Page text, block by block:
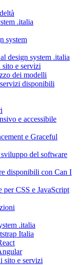
.italia
system
design system .italia
e servizi
dei modelli
disponibili
e accessibile
e Graceful
del software
disponibili con Can I
per CSS e JavaScript
.italia
Italia
sito e servizi